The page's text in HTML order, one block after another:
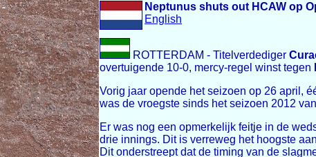
Neptunus shuts out HCAW op
English
ROTTERDAM - Titelverdediger
overtuigende 10-0, mercy-regel winst tegen
Vorig jaar opende het seizoen op 26 april,
was de vroegste sinds het seizoen 2012
Er was nog een opmerkelijk feitje in de
drie innings. Dit is verreweg het hoogste
Dit onderstreept dat de timing van de